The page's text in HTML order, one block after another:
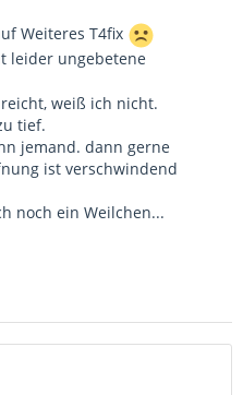
Weiteres T4fix
leider ungebetene
weiß ich nicht.
tief.
jemand. dann gerne
ist verschwindend
noch ein Weilchen...